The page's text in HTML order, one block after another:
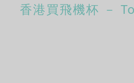
香港買飛機杯 －